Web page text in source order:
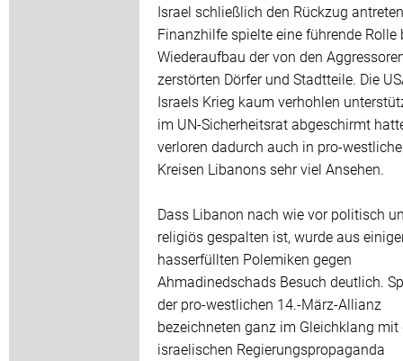
Israel schließlich den Rückzug
Finanzhilfe spielte eine führende Rolle
Wiederaufbau der von den
zerstörten Dörfer und Stadtteile. Die
Israels Krieg kaum verhohlen
im UN-Sicherheitsrat abgeschirmt
verloren dadurch auch in pro-
Kreisen Libanons sehr viel Ansehen.
Dass Libanon nach wie vor politisch
religiös gespalten ist, wurde aus
hasserfüllten Polemiken gegen
Ahmadinedschads Besuch deutlich.
der pro-westlichen 14.-März-Allianz
bezeichneten ganz im Gleichklang mit
israelischen Regierungspropaganda